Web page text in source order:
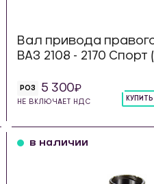
Вал привода
ВАЗ 2108 - 2170
РОЗ 5 300
НЕ ВКЛЮЧАЕТ НДС
в наличии